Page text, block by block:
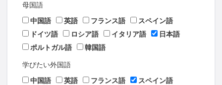
母国語
中国語
英語 フランス語
スペイン語
ドイツ語
ロシア語 イタリア語
日本語
ポルトガル語
韓国語
学びたい外国語
中国語
英語 フランス語
スペイン語